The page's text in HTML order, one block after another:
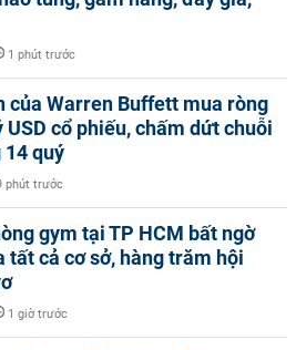
1 phút trước
của Warren Buffett mua ròng
USD cổ phiếu, chấm dứt chuỗi
14 quý
phút trước
gym tại TP HCM bất ngờ
tất cả cơ sở, hàng trăm hội
1 giờ trước